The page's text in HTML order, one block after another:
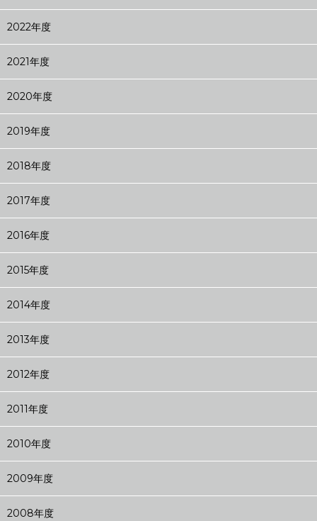
2022年度
2021年度
2020年度
2019年度
2018年度
2017年度
2016年度
2015年度
2014年度
2013年度
2012年度
2011年度
2010年度
2009年度
2008年度